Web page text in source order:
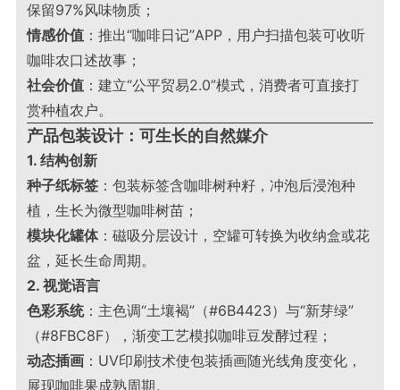
保留97%风味物质；
情感价值 ：推出“咖啡日记”APP，用户扫描包装可收听
咖啡农口述故事；
社会价值 ：建立“公平贸易2.0”模式，消费者可直接打
赏种植农户。
产品包装设计：可生长的自然媒介
1. 结构创新
种子纸标签 ：包装标签含咖啡树种籽，冲泡后浸泡种
植，生长为微型咖啡树苗；
模块化罐体：磁吸分层设计，空罐可转换为收纳盒或花
盆，延长生命周期。
2. 视觉语言
色彩系统：主色调“土壤褐”（#6B4423）与“新芽绿”
（#8FBC8F），渐变工艺模拟咖啡豆发酵过程；
动态插画 ：UV印刷技术使包装插画随光线角度变化，
展现咖啡果成熟周期。